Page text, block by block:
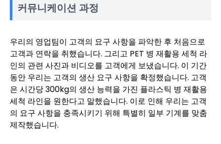
커뮤니케이션 과정
우리의 영업팀이 고객의 요구 사항을 파악한 후 처음으로
고객과 연락을 취했습니다. 그리고 PET 병 재활용 세척 라
인의 관련 사진과 비디오를 고객에게 보냈습니다. 이 기간
동안 우리는 고객의 생산 요구 사항을 확정했습니다. 고객
은 시간당 300kg의 생산 능력을 가진 플라스틱 병 재활용
세척 라인을 원한다고 말했습니다. 이로 인해 우리는 고객
의 요구 사항을 충족시키기 위해 특별히 일부 기계를 맞춤
제작했습니다.